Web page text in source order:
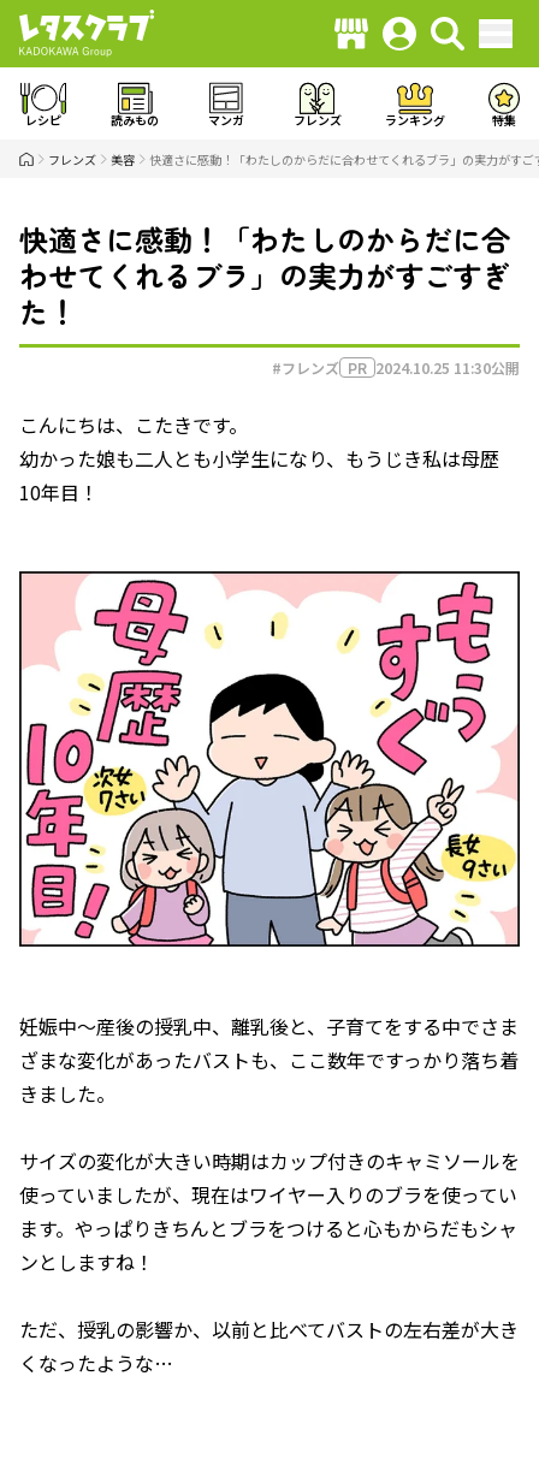
レシピ 読みもの マンガ フレンズ ランキング 特集
フレンズ 美容 快適さに感動！「わたしのからだに合わせてくれるブラ」の実力がすご
快適さに感動！「わたしのからだに合
わせてくれるブラ」の実力がすごすぎ
た！
#フレンズ PR 2024.10.25 11:30公開
こんにちは、こたきです。
幼かった娘も二人とも小学生になり、もうじき私は母歴
10年目！
妊娠中〜産後の授乳中、離乳後と、子育てをする中でさま
ざまな変化があったバストも、ここ数年ですっかり落ち着
きました。
サイズの変化が大きい時期はカップ付きのキャミソールを
使っていましたが、現在はワイヤー入りのブラを使ってい
ます。やっぱりきちんとブラをつけると心もからだもシャ
ンとしますね！
ただ、授乳の影響か、以前と比べてバストの左右差が大き
くなったような…